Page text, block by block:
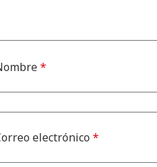
*
electrónico *